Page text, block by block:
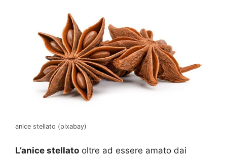
anice stellato (pixabay)
L’anice stellato oltre ad essere amato dai